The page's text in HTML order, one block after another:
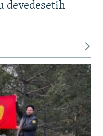
devedesetih